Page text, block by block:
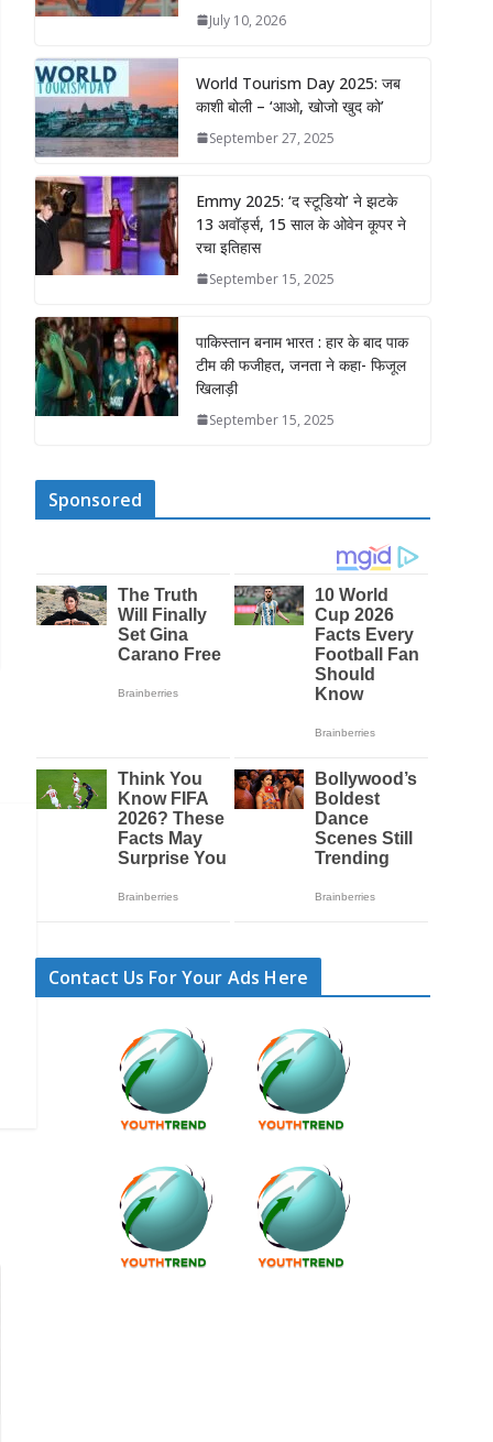
July 10, 2026
World Tourism Day 2025: जब
काशी बोली – ‘आओ, खोजो खुद को’
September 27, 2025
Emmy 2025: ‘द स्टूडियो’ ने झटके
13 अवॉर्ड्स, 15 साल के ओवेन कूपर ने
रचा इतिहास
September 15, 2025
पाकिस्तान बनाम भारत : हार के बाद पाक
टीम की फजीहत, जनता ने कहा- फिजूल
खिलाड़ी
September 15, 2025
Sponsored
Contact Us For Your Ads Here